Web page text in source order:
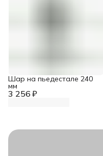
3 256 ₽
Шар на пьедестале 240
мм